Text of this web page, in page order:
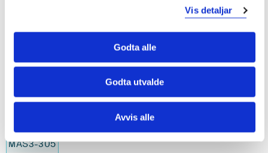
Vis detaljar
Godta alle
Godta utvalde
Avvis alle
30 sp
Undervisning, vurdering og læring i
MAS3-305